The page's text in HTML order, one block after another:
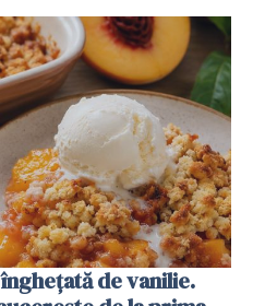
de vanilie.